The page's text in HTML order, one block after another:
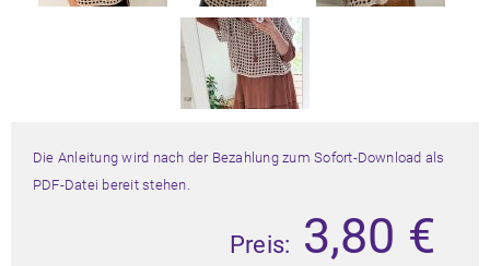
Die Anleitung wird nach der Bezahlung zum Sofort-Download als
PDF-Datei bereit stehen.
Preis: 3,80 €